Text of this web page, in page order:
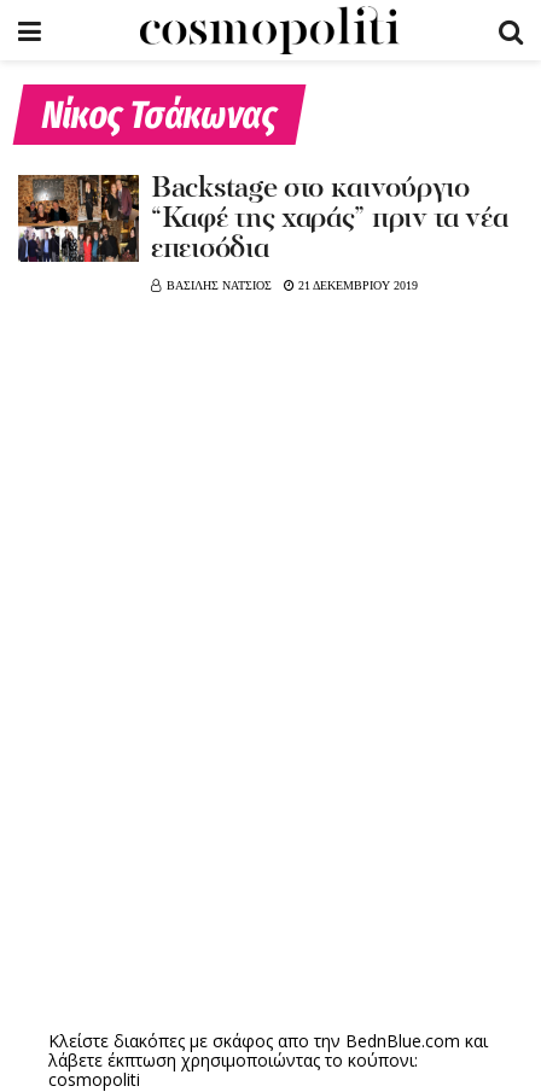
Νίκος Τσάκωνας
Βackstage στο καινούργιο
“Καφέ της χαράς” πριν τα νέα
επεισόδια
ΒΑΣΙΛΗΣ ΝΑΤΣΙΟΣ 21 ΔΕΚΕΜΒΡΙΟΥ 2019
Κλείστε διακόπες με σκάφος απο την BednBlue.com και
λάβετε έκπτωση χρησιμοποιώντας το κούπονι:
cosmopoliti